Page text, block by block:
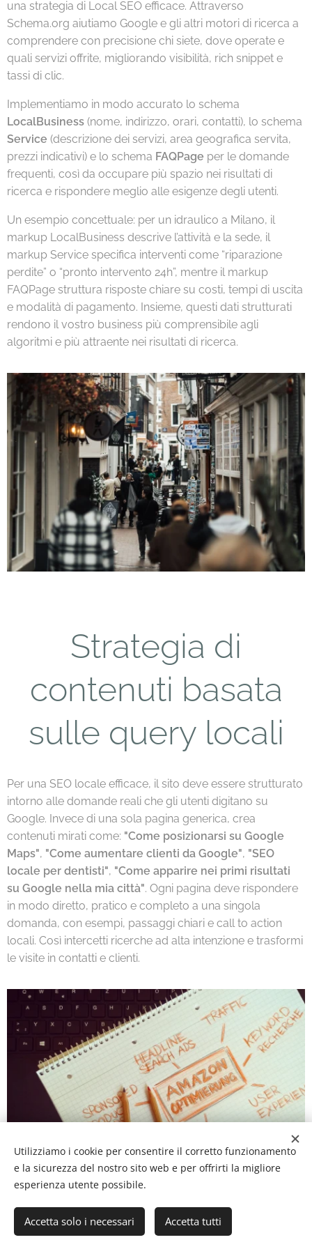
una strategia di Local SEO efficace. Attraverso
Schema.org aiutiamo Google e gli altri motori di ricerca a
comprendere con precisione chi siete, dove operate e
quali servizi offrite, migliorando visibilità, rich snippet e
tassi di clic.
Implementiamo in modo accurato lo schema
LocalBusiness (nome, indirizzo, orari, contatti), lo schema
Service (descrizione dei servizi, area geografica servita,
prezzi indicativi) e lo schema FAQPage per le domande
frequenti, così da occupare più spazio nei risultati di
ricerca e rispondere meglio alle esigenze degli utenti.
Un esempio concettuale: per un idraulico a Milano, il
markup LocalBusiness descrive l’attività e la sede, il
markup Service specifica interventi come “riparazione
perdite” o “pronto intervento 24h”, mentre il markup
FAQPage struttura risposte chiare su costi, tempi di uscita
e modalità di pagamento. Insieme, questi dati strutturati
rendono il vostro business più comprensibile agli
algoritmi e più attraente nei risultati di ricerca.
Strategia di
contenuti basata
sulle query locali
Per una SEO locale efficace, il sito deve essere strutturato
intorno alle domande reali che gli utenti digitano su
Google. Invece di una sola pagina generica, crea
contenuti mirati come: "Come posizionarsi su Google
Maps", "Come aumentare clienti da Google", "SEO
locale per dentisti", "Come apparire nei primi risultati
su Google nella mia città". Ogni pagina deve rispondere
in modo diretto, pratico e completo a una singola
domanda, con esempi, passaggi chiari e call to action
locali. Così intercetti ricerche ad alta intenzione e trasformi
le visite in contatti e clienti.
Utilizziamo i cookie per consentire il corretto funzionamento
e la sicurezza del nostro sito web e per offrirti la migliore
esperienza utente possibile.
Accetta solo i necessari Accetta tutti